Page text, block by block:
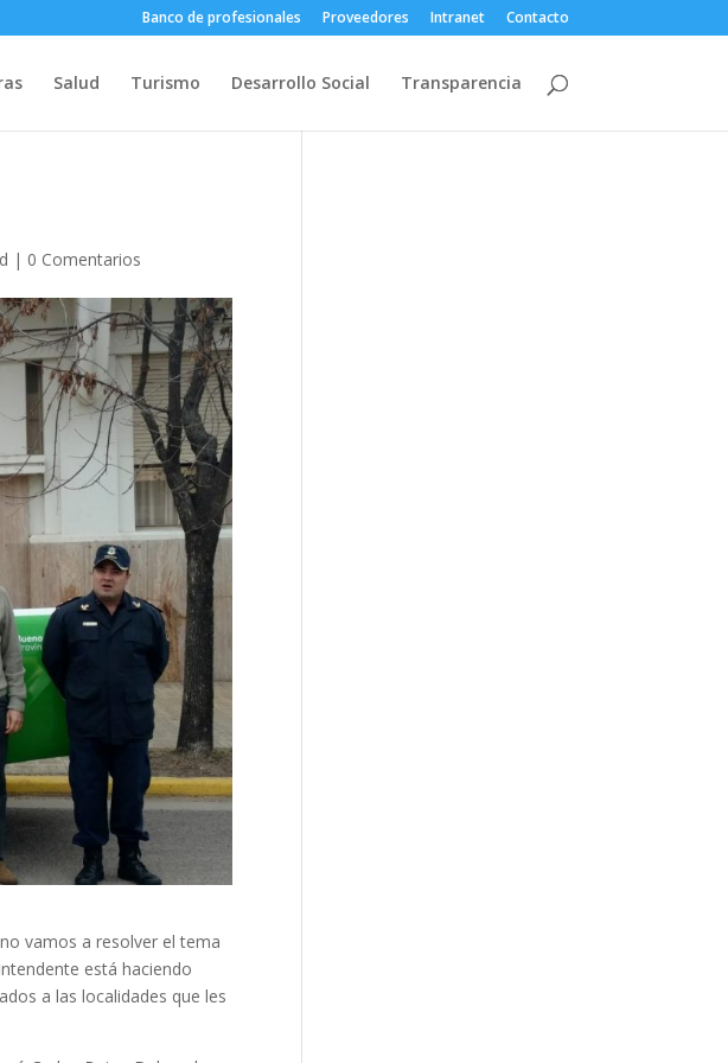
Banco de profesionales Proveedores Intranet Contacto
Salud Turismo Desarrollo Social Transparencia
| 0 Comentarios
vamos a resolver el tema
está haciendo
a las localidades que les